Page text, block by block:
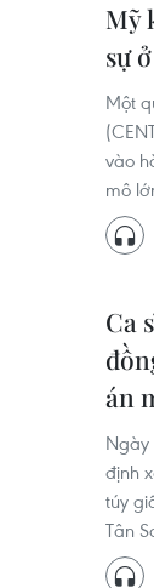
Mỹ
sự
Một
vào
mô
Ca
án
Ngày
định
túy
Tân